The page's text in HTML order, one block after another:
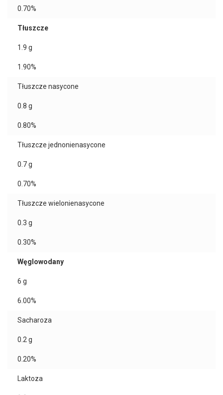
0.70%
Tłuszcze
1.9 g
1.90%
Tłuszcze nasycone
0.8 g
0.80%
Tłuszcze jednonienasycone
0.7g
0.70%
Tłuszcze wielonienasycone
0.3 g
0.30%
Węglowodany
6 g
6.00%
Sacharoza
0.2g
0.20%
Laktoza